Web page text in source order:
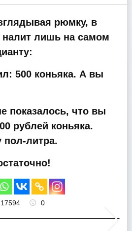
рюмку, в
налит лишь на самом
500 коньяка. А вы
показалось, что вы
рублей коньяка.
пол-литра.
17594 0